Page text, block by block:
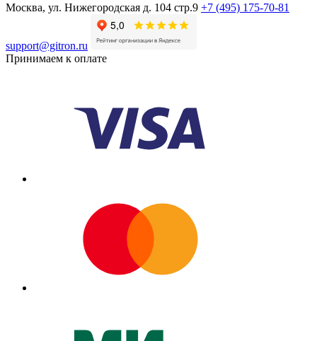
Москва, ул. Нижегородская д. 104 стр.9 +7 (495) 175-70-81
support@gitron.ru
Принимаем к оплате